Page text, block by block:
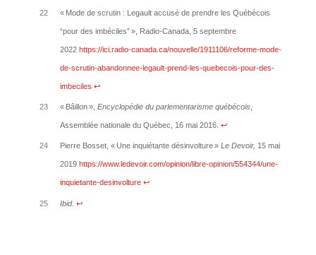
22 « Mode de scrutin : Legault accusé de prendre les Québécois
“pour des imbéciles” », Radio-Canada, 5 septembre
2022 https://ici.radio-canada.ca/nouvelle/1911106/reforme-mode-
de-scrutin-abandonnee-legault-prend-les-quebecois-pour-des-
imbeciles ↩︎
23 « Bâillon », Encyclopédie du parlementarisme québécois
Assemblée nationale du Québec, 16 mai 2016. ↩︎
24 Pierre Bosset, « Une inquiétante désinvolture » Le Devoir, 15 mai
2019 https://www.ledevoir.com/opinion/libre-opinion/554344/une-
inquietante-desinvolture ↩︎
25 Ibid. ↩︎